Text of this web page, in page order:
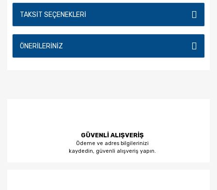
TAKSIT SEÇENEKLERI
ÖNERILERINIZ
GÜVENLİ ALIŞVERİŞ
Ödeme ve adres bilgilerinizi
kaydedin, güvenli alışveriş yapın.